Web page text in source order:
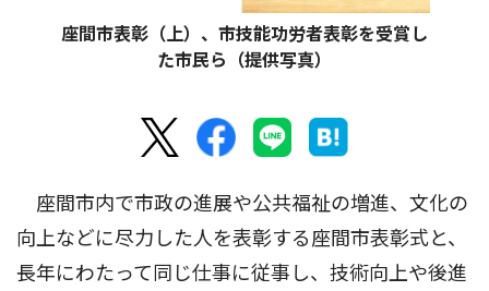
座間市表彰（上）、市技能功労者表彰を受賞し
た市民ら（提供写真）
座間市内で市政の進展や公共福祉の増進、文化の
向上などに尽力した人を表彰する座間市表彰式と、
長年にわたって同じ仕事に従事し、技術向上や後進